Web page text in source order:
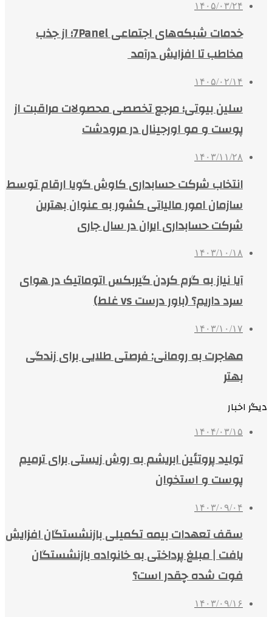
۱۴۰۵/۰۳/۲۴
خدمات شبکه‌های اجتماعی 7Panel؛ از جذب
مخاطب تا افزایش درآمد
۱۴۰۵/۰۲/۱۴
سلین بیوتی؛ مرجع تخصصی محصولات مراقبت از
پوست و مو اورجینال در مرودشت
۱۴۰۳/۱۱/۲۸
انتخاب شرکت حسابداری کاوش گویا ارقام توسط
سازمان امور مالیاتی کشور به عنوان بهترین
شرکت حسابداری ایران در سال جاری
۱۴۰۳/۱۰/۱۸
آیا نیاز به گرم کردن گیربکس اتوماتیک در هوای
سرد داریم؟ (باور درست vs غلط)
۱۴۰۳/۱۰/۱۷
مهاجرت به رومانی: فرصتی طلایی برای زندگی
بهتر
دیگر اخبار
۱۴۰۴/۰۳/۱۵
تولید پروتئین‌ ابریشم به روش زیستی برای ترمیم
پوست و استخوان
۱۴۰۳/۰۹/۰۴
سقف تعهدات بیمه تکمیلی بازنشستگان افزایش
یافت | مبلغ پرداختی به خانواده بازنشستگان
فوت شده چقدر است؟
۱۴۰۳/۰۹/۱۶